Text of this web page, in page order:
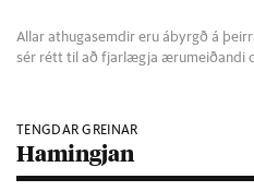
Allar athugasemdir eru ábyrgð á
sér rétt til að fjarlægja ærumeiðandi
TENGDAR GREINAR
Hamingjan